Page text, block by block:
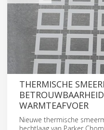
THERMISCHE
WARMTEAFVOER
Nieuwe thermische